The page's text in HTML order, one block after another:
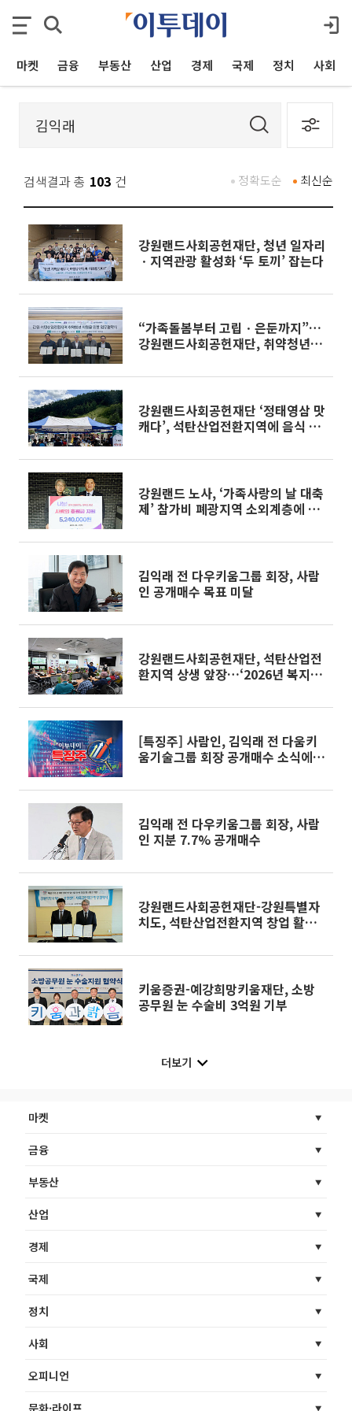
마켓 금융 부동산 산업 경제 국제 정치 사회
검색결과 총 103 건 최신순
정확도순
강원랜드사회공헌재단, 청년 일자리
ㆍ지역관광 활성화 ‘두 토끼’ 잡는다
“가족돌봄부터 고립ㆍ은둔까지”…
강원랜드사회공헌재단, 취약청년 지
강원랜드사회공헌재단 ‘정태영삼 맛
캐다’, 석탄산업전환지역에 음식 나
강원랜드 노사, ‘가족사랑의 날 대축
제’ 참가비 폐광지역 소외계층에 전
김익래 전 다우키움그룹 회장, 사람
인 공개매수 목표 미달
강원랜드사회공헌재단, 석탄산업전
환지역 상생 앞장…‘2026년 복지현
[특징주] 사람인, 김익래 전 다움키
움기술그룹 회장 공개매수 소식에
김익래 전 다우키움그룹 회장, 사람
인 지분 7.7% 공개매수
강원랜드사회공헌재단-강원특별자
치도, 석탄산업전환지역 창업 활성
키움증권-예강희망키움재단, 소방
공무원 눈 수술비 3억원 기부
더보기
마켓
금융
부동산
산업
경제
국제
정치
사회
오피니언
문화·라이프